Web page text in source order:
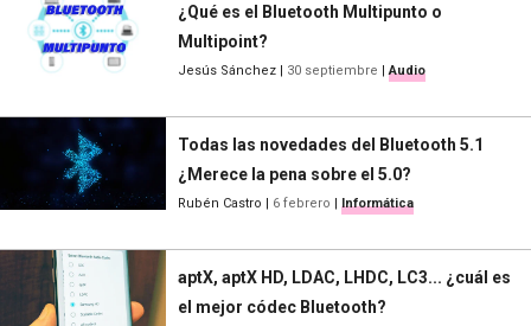
¿Qué es el Bluetooth Multipunto o
Multipoint?
Jesús Sánchez | 30 septiembre | Audio
Todas las novedades del Bluetooth 5.1
¿Merece la pena sobre el 5.0?
Rubén Castro | 6 febrero | Informática
aptX, aptX HD, LDAC, LHDC, LC3... ¿cuál es
el mejor códec Bluetooth?